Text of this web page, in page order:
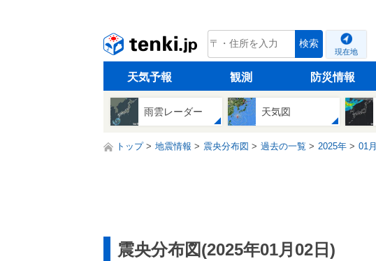
tenki.jp 検索
現在地
天気予報 観測 防災情報
雨雲レーダー 天気図
トップ 地震情報 震央分布図 過去の一覧 2025年 01月
震央分布図(2025年01月02日)